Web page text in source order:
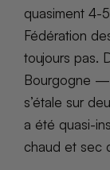
quasiment 4-
Fédération
toujours pas.
Bourgogne
s’étale sur
a été quasi-
chaud et sec